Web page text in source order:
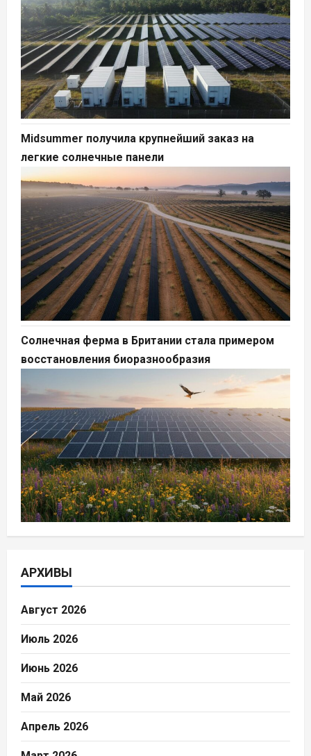
Midsummer получила крупнейший заказ на
легкие солнечные панели
Солнечная ферма в Британии стала примером
восстановления биоразнообразия
АРХИВЫ
Август 2026
Июль 2026
Июнь 2026
Май 2026
Апрель 2026